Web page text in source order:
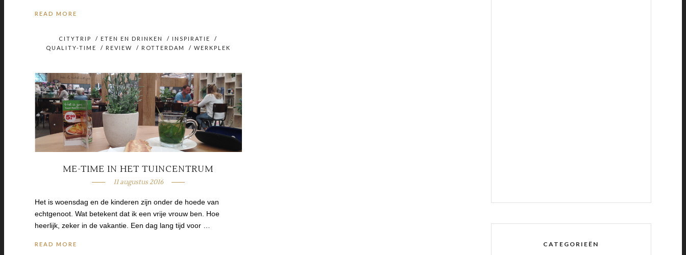
READ MORE
CITYTRIP / ETEN EN DRINKEN / INSPIRATIE
/
QUALITY-TIME
/ REVIEW / ROTTERDAM / WERKPLEK
ME-TIME IN HET TUINCENTRUM
11 augustus 2016
Het is woensdag en de kinderen zijn onder de hoede van
echtgenoot. Wat betekent dat ik een vrije vrouw ben. Hoe
heerlijk, zeker in de vakantie. Een dag lang tijd voor …
READ MORE CATEGORIEËN